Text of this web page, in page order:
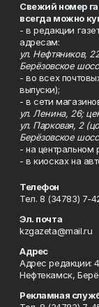
Свежий номер
всегда можно
- в редакции
адресам:
ул. Нефтяников,
Берёзовское
- во всех
выпуски);
- в сети
ул. Ленина, 26;
ул. Парковая, 2
Берёзовское
- на центральном
- в киосках на
Телефон
Тел. 8 (34783) 7-
Эл. почта
kzgazeta@mail.ru
Адрес
Адрес редакции:
Нефтекамск,
Рекламная